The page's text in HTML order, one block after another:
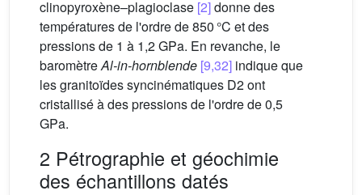
clinopyroxène–plagioclase [2]donne des
températures de l'ordre de 850 °C et des
pressions de 1 à 1,2 GPa. En revanche, le
baromètreAl-in-hornblende [9,32] indique que
les granitoïdes syncinématiques D2 ont
cristallisé à des pressions de l'ordre de 0,5
GPa.
2 Pétrographie et géochimie
des échantillons datés